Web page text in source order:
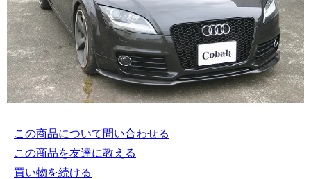
この商品について問い合わせる
この商品を友達に教える
買い物を続ける